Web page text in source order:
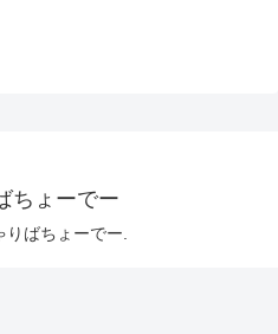
ちょーでー
ばちょーでー.